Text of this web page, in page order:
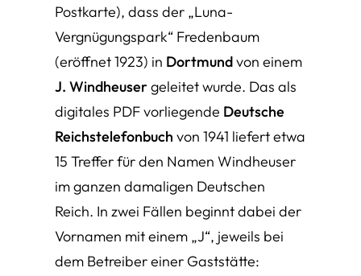
Postkarte), dass der „Luna-
Vergnügungspark“ Fredenbaum
(eröffnet 1923) in Dortmundvon einem
J. Windheusergeleitet wurde. Das als
digitales PDF vorliegende Deutsche
Reichstelefonbuch von 1941 liefert etwa
15 Treffer für den Namen Windheuser
im ganzen damaligen Deutschen
Reich. In zwei Fällen beginnt dabei der
Vornamen mit einem „J“, jeweils bei
dem Betreiber einer Gaststätte: